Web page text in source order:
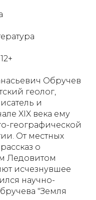
12+
Обручев
геолог,
и
XIX века ему
географической
От местных
о
Ледовитом
исчезнувшее
научно-
"Земля